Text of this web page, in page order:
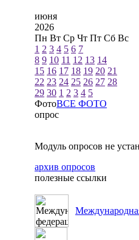
июня
2026
Пн Вт Ср Чт Пт Сб Вс
1 2 3 4 5 6 7
8 9 10 11 12 13 14
15 16 17 18 19 20 21
22 23 24 25 26 27 28
29 30 1 2 3 4 5
ФотоВСЕ ФОТО
опрос
Модуль опросов не
архив опросов
полезные ссылки